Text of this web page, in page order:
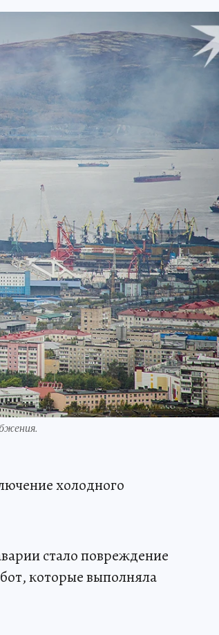
холодного
стало повреждение
которые выполняла